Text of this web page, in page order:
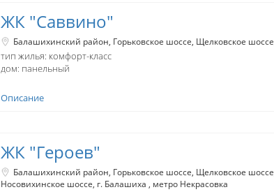
ЖК "Саввино"
Балашихинский район Горьковское шоссе Щелковское шоссе
тип жилья: комфорт-класс
дом: панельный
Описание
ЖК "Героев"
Балашихинский район Горьковское шоссе Щелковское шоссе
Носовихинское шоссе г. Балашиха метро Некрасовка